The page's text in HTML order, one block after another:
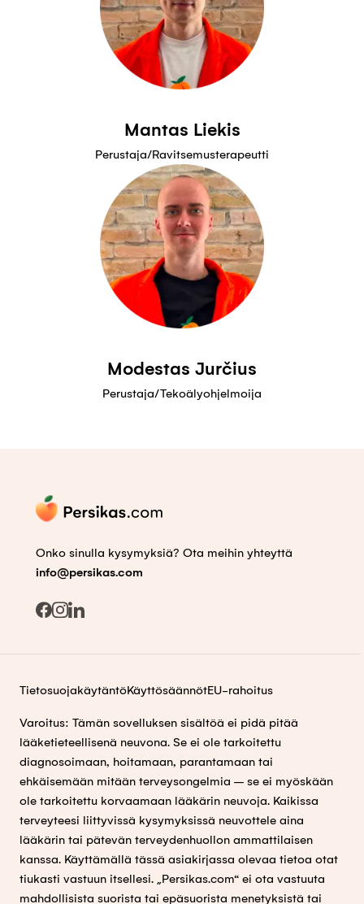
Mantas Liekis
Perustaja/Ravitsemusterapeutti
Modestas Jurčius
Perustaja/Tekoälyohjelmoija
Onko sinulla kysymyksiä? Ota meihin yhteyttä
info@persikas.com
TietosuojakäytäntöKäyttösäännötEU-rahoitus
Varoitus: Tämän sovelluksen sisältöä ei pidä pitää
lääketieteellisenä neuvona. Se ei ole tarkoitettu
diagnosoimaan, hoitamaan, parantamaan tai
ehkäisemään mitään terveysongelmia – se ei myöskään
ole tarkoitettu korvaamaan lääkärin neuvoja. Kaikissa
terveyteesi liittyvissä kysymyksissä neuvottele aina
lääkärin tai pätevän terveydenhuollon ammattilaisen
kanssa. Käyttämällä tässä asiakirjassa olevaa tietoa otat
tiukasti vastuun itsellesi. „Persikas.com“ ei ota vastuuta
mahdollisista suorista tai epäsuorista menetyksistä tai